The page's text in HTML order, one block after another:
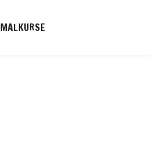
MALKURSE